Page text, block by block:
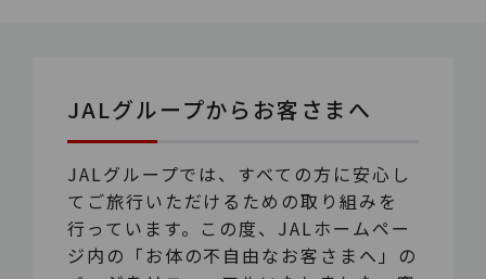
JALグループからお客さまへ
JALグループでは、すべての方に安心し
てご旅行いただけるための取り組みを
行っています。この度、JALホームペー
ジ内の「お体の不自由なお客さまへ」の